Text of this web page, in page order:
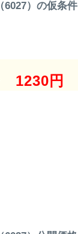
6027）の仮条件
1230円